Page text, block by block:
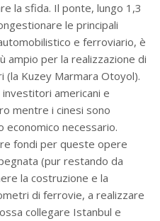
la sfida. Il ponte, lungo 1,3
le principali
e ferroviario, è
ampio per la realizzazione di
(la Kuzey Marmara Otoyol).
americani e
mentre i cinesi sono
necessario.
fondi per queste opere
(pur restando da
la costruzione e la
di ferrovie, a realizzare
collegare Istanbul e